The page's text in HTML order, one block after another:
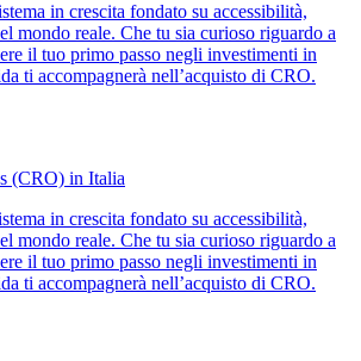
in crescita fondato su accessibilità,
mondo reale. Che tu sia curioso riguardo a
il tuo primo passo negli investimenti in
ti accompagnerà nell’acquisto di CRO.
(CRO) in Italia
in crescita fondato su accessibilità,
mondo reale. Che tu sia curioso riguardo a
il tuo primo passo negli investimenti in
ti accompagnerà nell’acquisto di CRO.